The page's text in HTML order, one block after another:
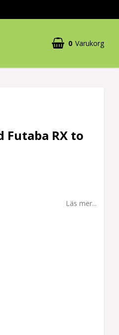
0 Varukorg
Futaba RX to
Läs mer...